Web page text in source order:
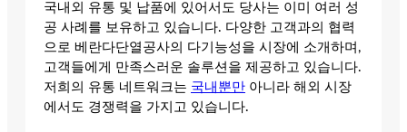
국내외 유통 및 납품에 있어서도 당사는 이미 여러 성
공 사례를 보유하고 있습니다. 다양한 고객과의 협력
으로 베란다단열공사의 다기능성을 시장에 소개하며,
고객들에게 만족스러운 솔루션을 제공하고 있습니다.
저희의 유통 네트워크는 국내뿐만 아니라 해외 시장
에서도 경쟁력을 가지고 있습니다.